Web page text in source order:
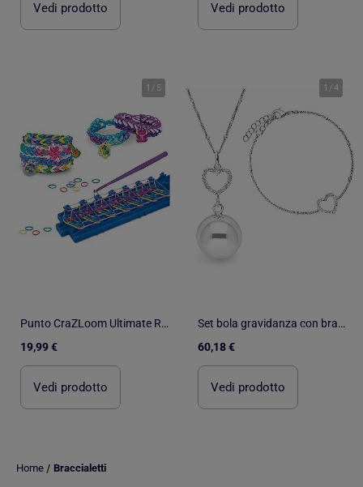
Vedi prodotto Vedi prodotto
1 / 5
Punto CraZLoom Ultimate Rubber Band Loom
19,99 €
Vedi prodotto
1 /4
Set bola gravidanza con bracciale | Bola
60,18 €
Vedi prodotto
Home / Braccialetti